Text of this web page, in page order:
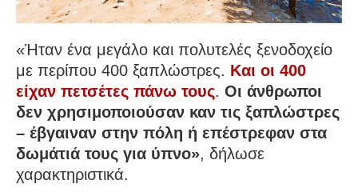
«Ήταν ένα μεγάλο και πολυτελές ξενοδοχείο
με περίπου 400 ξαπλώστρες. Και οι 400
είχαν πετσέτες πάνω τους. Οι άνθρωποι
δεν χρησιμοποιούσαν καν τις ξαπλώστρες
– έβγαιναν στην πόλη ή επέστρεφαν στα
δωμάτιά τους για ύπνο», δήλωσε
χαρακτηριστικά.